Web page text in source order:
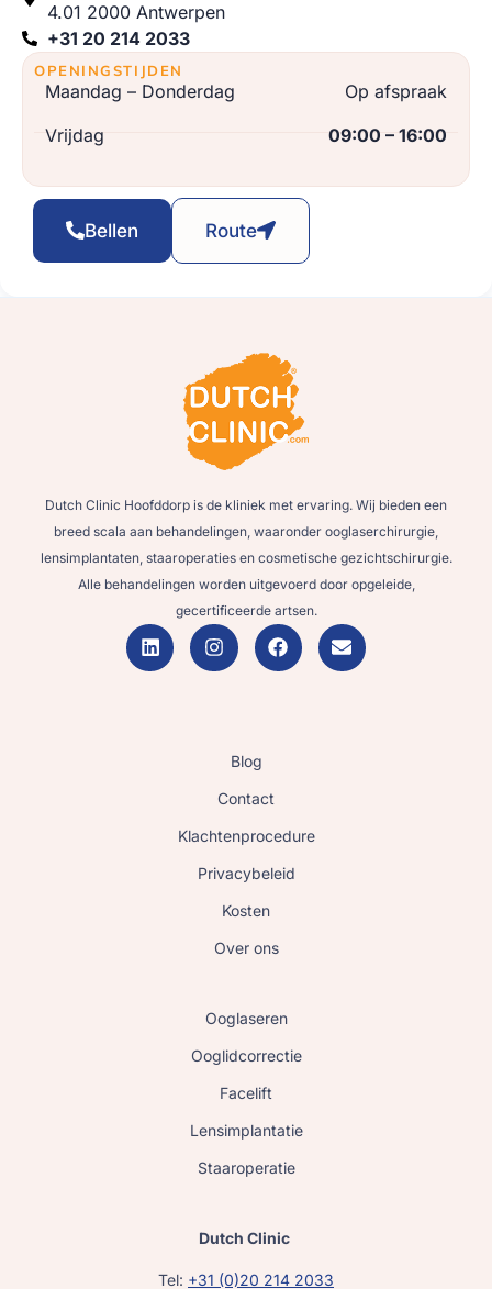
4.01 2000 Antwerpen
+31 20 214 2033
OPENINGSTIJDEN
Maandag – Donderdag
Op afspraak
Vrijdag
09:00 – 16:00
Bellen Route
Dutch Clinic Hoofddorp is de kliniek met ervaring. Wij bieden een
breed scala aan behandelingen, waaronder ooglaserchirurgie,
lensimplantaten, staaroperaties en cosmetische gezichtschirurgie.
Alle behandelingen worden uitgevoerd door opgeleide,
gecertificeerde artsen.
Blog
Contact
Klachtenprocedure
Privacybeleid
Kosten
Over ons
Ooglaseren
Ooglidcorrectie
Facelift
Lensimplantatie
Staaroperatie
Dutch Clinic
Tel: +31 (0)20 214 2033